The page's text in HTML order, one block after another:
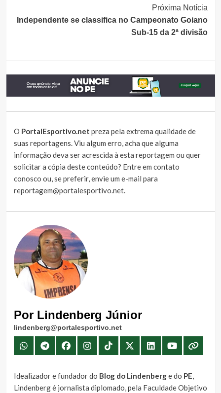
Próxima Notícia
Independente se classifica no Campeonato Goiano
Sub-15 da 2ª divisão
O PortalEsportivo.net preza pela extrema qualidade de
suas reportagens. Viu algum erro, acha que alguma
informação deva ser acrescida à esta reportagem ou quer
solicitar a cópia deste conteúdo? Entre em contato
conosco ou, se preferir, envie um e-mail para
reportagem@portalesportivo.net.
Por Lindenberg Júnior
lindenberg@portalesportivo.net
Idealizador e fundador do Blog do Lindenberge do PE,
Lindenberg é jornalista diplomado, pela Faculdade Objetivo